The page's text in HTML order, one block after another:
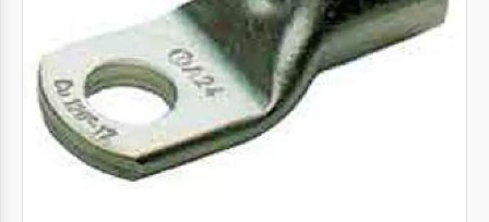
Înregistrează-